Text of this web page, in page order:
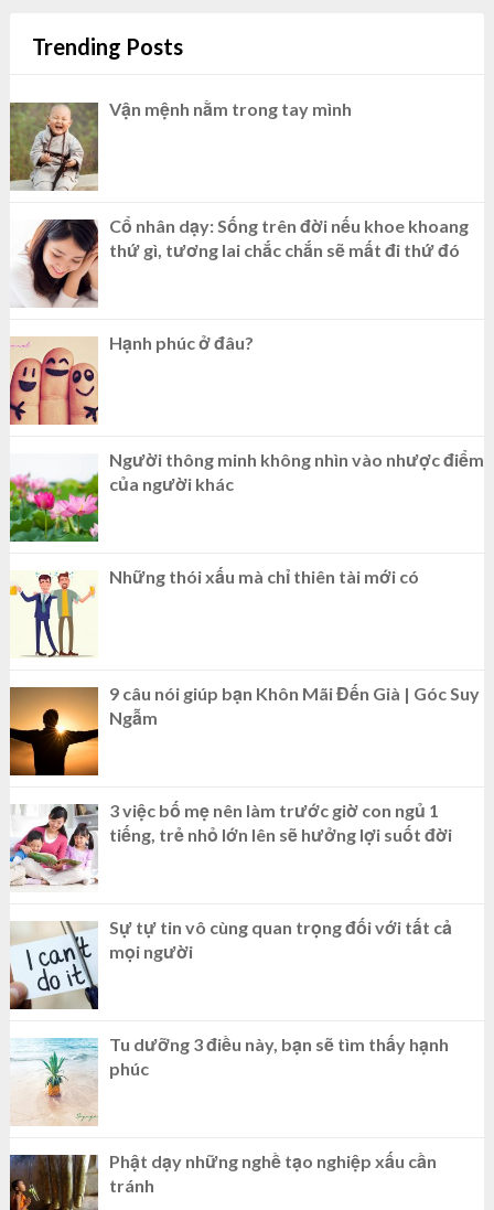
Trending Posts
Vận mệnh nằm trong tay mình
Cổ nhân dạy: Sống trên đời nếu khoe khoang
thứ gì, tương lai chắc chắn sẽ mất đi thứ đó
Hạnh phúc ở đâu?
Người thông minh không nhìn vào nhược điểm
của người khác
Những thói xấu mà chỉ thiên tài mới có
9 câu nói giúp bạn Khôn Mãi Đến Già | Góc Suy
Ngẫm
3 việc bố mẹ nên làm trước giờ con ngủ 1
tiếng, trẻ nhỏ lớn lên sẽ hưởng lợi suốt đời
Sự tự tin vô cùng quan trọng đối với tất cả
mọi người
Tu dưỡng 3 điều này, bạn sẽ tìm thấy hạnh
phúc
Phật dạy những nghề tạo nghiệp xấu cần
tránh